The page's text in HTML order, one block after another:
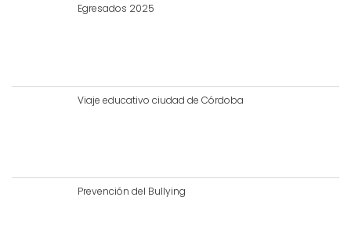
Egresados 2025
Viaje educativo ciudad de Córdoba
Prevención del Bullying